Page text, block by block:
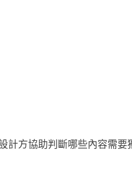
計方協助判斷哪些內容需要